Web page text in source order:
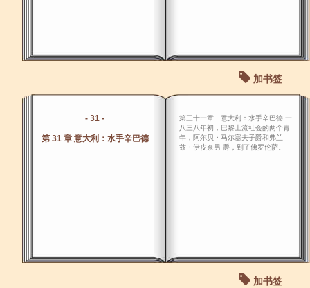
加书签
- 31 -
第 31 章 意大利：水手辛巴德
第三十一章 意大利：水手辛巴德 一
八三八年初，巴黎上流社会的两个青
年，阿尔贝・马尔塞夫子爵和弗兰
兹・伊皮奈男 爵，到了佛罗伦萨。
加书签